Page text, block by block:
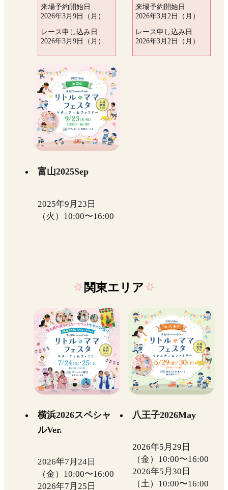
来場予約開始日
2026年3月9日（月）
レース申し込み日
2026年3月9日（月）
来場予約開始日
2026年3月2日（月）
レース申し込み日
2026年3月2日（月）
富山2025Sep
2025年9月23日
（火）10:00〜16:00
関東エリア
横浜2026スペシャ
ルVer.
2026年7月24日
（金）10:00〜16:00
2026年7月25日
八王子2026May
2026年5月29日
（金）10:00〜16:00
2026年5月30日
（土）10:00〜16:00